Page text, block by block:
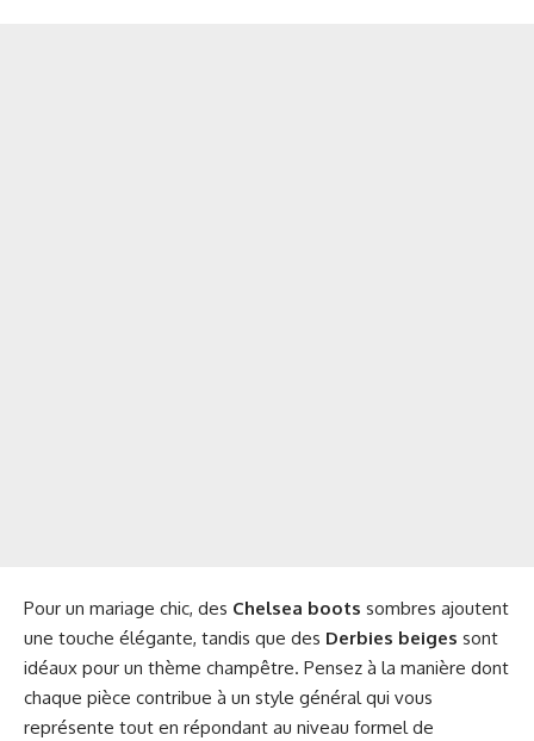
Pour un mariage chic, des Chelsea boots sombres ajoutent
une touche élégante, tandis que des Derbies beiges sont
idéaux pour un thème champêtre. Pensez à la manière dont
chaque pièce contribue à un style général qui vous
représente tout en répondant au niveau formel de